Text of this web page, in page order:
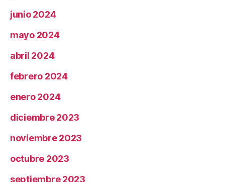
junio 2024
mayo 2024
abril 2024
febrero 2024
enero 2024
diciembre 2023
noviembre 2023
octubre 2023
septiembre 2023